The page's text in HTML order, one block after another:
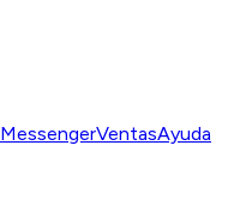
MessengerVentasAyuda